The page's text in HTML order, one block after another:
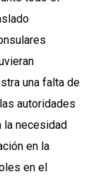
una falta de
autoridades
la necesidad
en la
en el